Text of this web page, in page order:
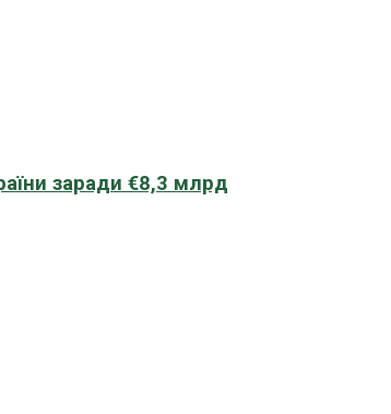
заради €8,3 млрд